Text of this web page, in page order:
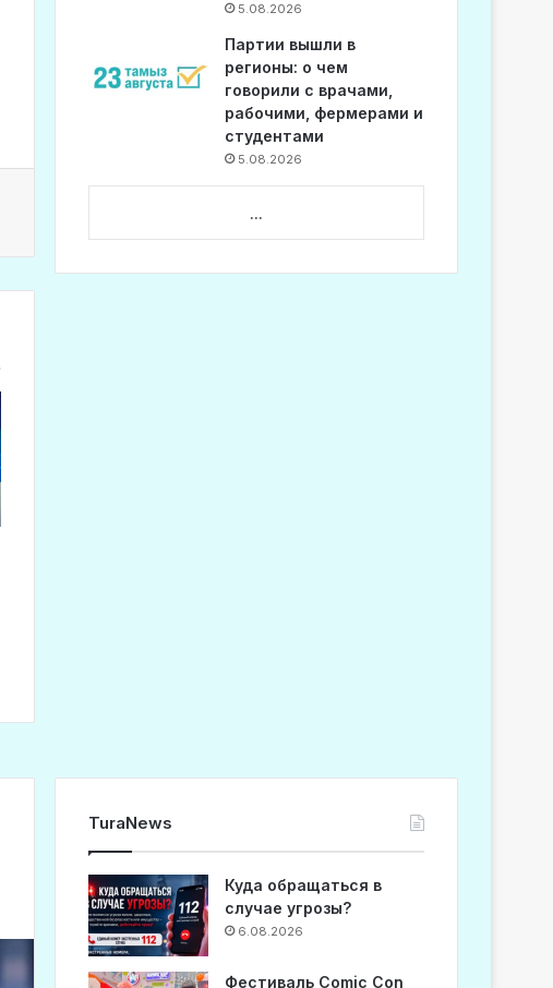
5.08.2026
Партии вышли в
регионы: о чем
говорили с врачами,
рабочими, фермерами и
студентами
5.08.2026
...